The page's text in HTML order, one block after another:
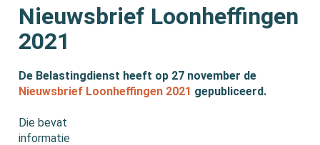
Nieuwsbrief Loonheffingen
2021
De Belastingdienst heeft op 27 november de
Nieuwsbrief Loonheffingen 2021 gepubliceerd.
Die bevat
informatie